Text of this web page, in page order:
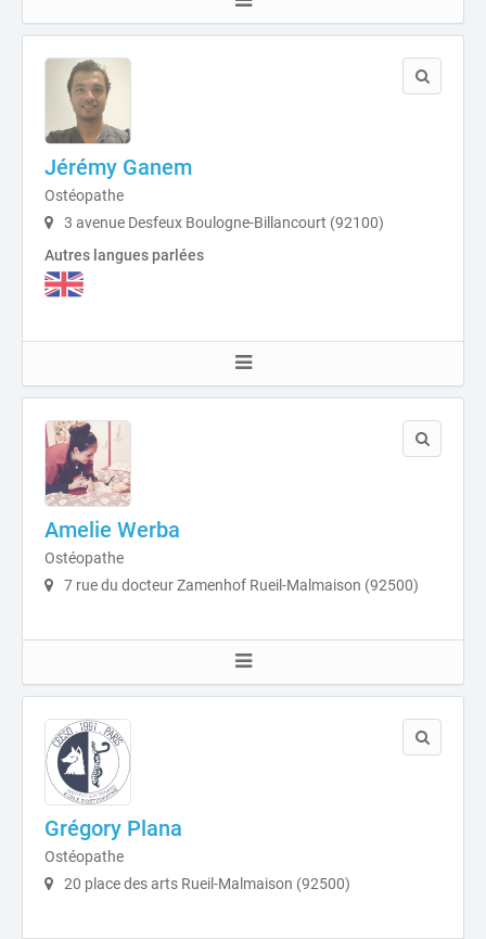
Jérémy Ganem
Ostéopathe
3 avenue Desfeux Boulogne-Billancourt (92100)
Autres langues parlées
Amelie Werba
Ostéopathe
7 rue du docteur Zamenhof Rueil-Malmaison (92500)
Grégory Plana
Ostéopathe
20 place des arts Rueil-Malmaison (92500)